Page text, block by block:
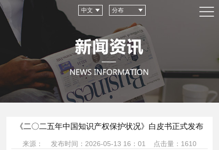
中文 分布
《二〇二五年中国知识产权保护状况》白皮书正式发布
来源： 发布时间：2026-05-13 16：01 点击量：1610